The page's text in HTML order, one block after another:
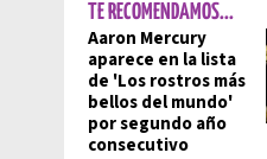
TE RECOMENDAMOS...
Aaron Mercury
aparece en la lista
de 'Los rostros más
bellos del mundo'
por segundo año
consecutivo